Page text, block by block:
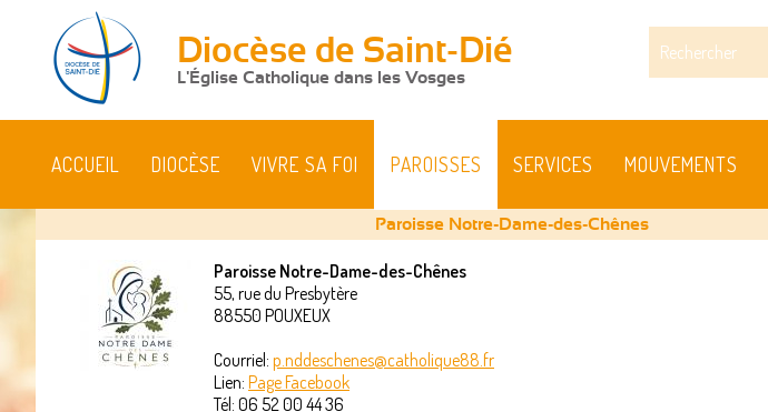
Diocèse de Saint-Dié
L'Église Catholique dans les Vosges
ACCUEIL DIOCÈSE VIVRE SA FOI PAROISSES SERVICES MOUVEMENTS
Vous
êtes
Paroisse Notre-Dame-des-Chênes
Paroisse Notre-Dame-des-Chênes
55, rue du Presbytère
88550 POUXEUX
Courriel: p.nddeschenes@catholique88.fr
Lien: Page Facebook
Tél: 06 52 00 44 36